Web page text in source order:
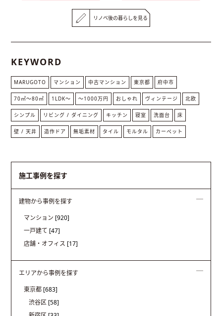
リノベ後の暮らしを見る
KEYWORD
MARUGOTO マンション 中古マンション 東京都 府中市
70㎡〜80㎡ 1LDK〜 〜1000万円 おしゃれ ヴィンテージ 北欧
シンプル リビング / ダイニング キッチン 寝室 洗面台 床
壁 / 天井 造作ドア 無垢素材 タイル モルタル カーペット
施工事例を探す
建物から事例を探す
マンション [920]
一戸建て [47]
店舗・オフィス [17]
エリアから事例を探す
東京都 [683]
渋谷区 [58]